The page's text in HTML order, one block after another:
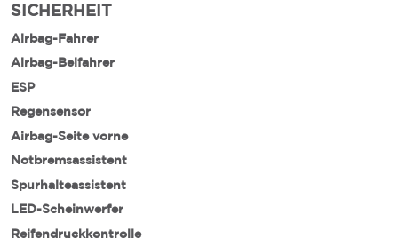
SICHERHEIT
Airbag-Fahrer
Airbag-Beifahrer
ESP
Regensensor
Airbag-Seite vorne
Notbremsassistent
Spurhalteassistent
LED-Scheinwerfer
Reifendruckkontrolle